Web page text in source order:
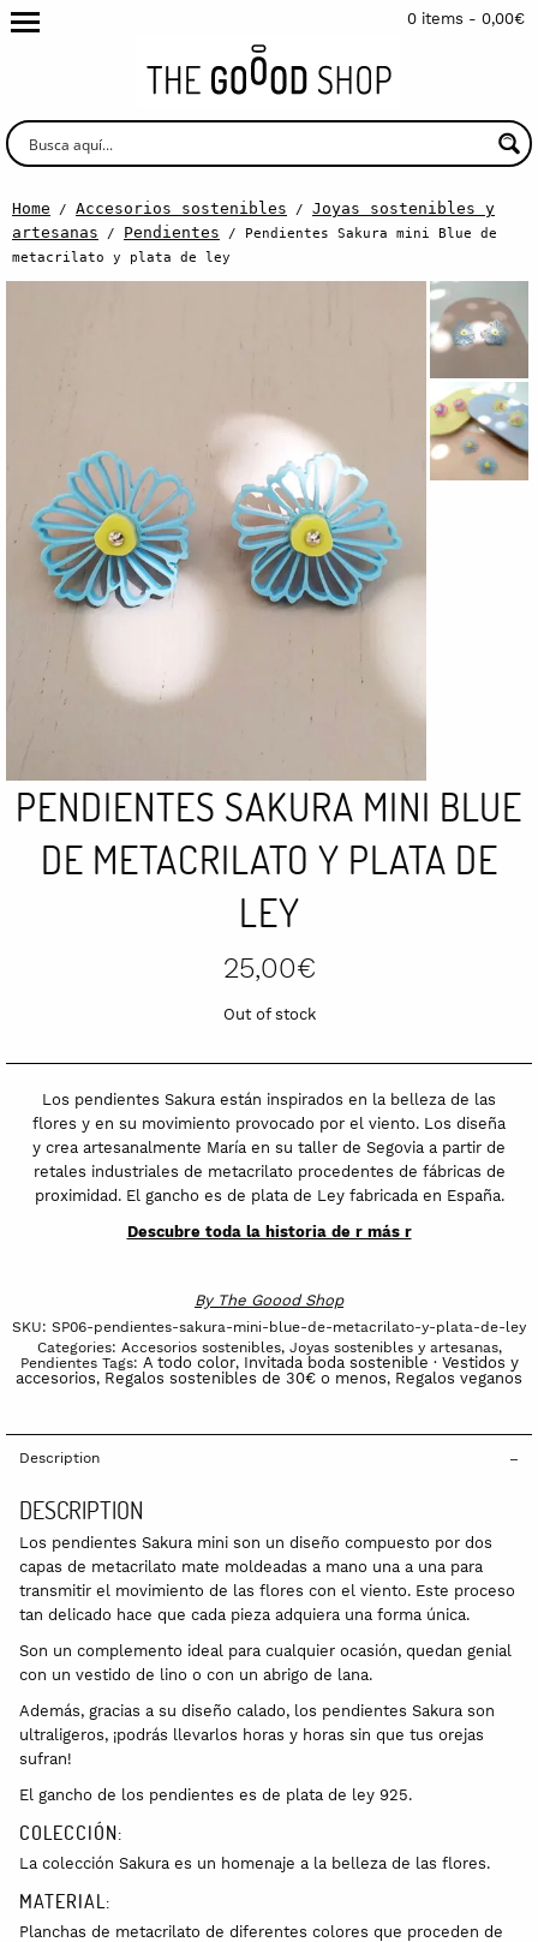
0 items - 0,00€
Home / Accesorios sostenibles / Joyas sostenibles y
artesanas / Pendientes / Pendientes Sakura mini Blue de
metacrilato y plata de ley
PENDIENTES SAKURA MINI BLUE
DE METACRILATO Y PLATA DE
LEY
25,00€
Out of stock
Los pendientes Sakura están inspirados en la belleza de las
flores y en su movimiento provocado por el viento. Los diseña
y crea artesanalmente María en su taller de Segovia a partir de
retales industriales de metacrilato procedentes de fábricas de
proximidad. El gancho es de plata de Ley fabricada en España.
Descubre toda la historia de r más r
By The Goood Shop
SKU: SP06-pendientes-sakura-mini-blue-de-metacrilato-y-plata-de-ley
Categories: Accesorios sostenibles, Joyas sostenibles y artesanas,
Pendientes Tags: A todo color, Invitada boda sostenible · Vestidos y
accesorios, Regalos sostenibles de 30€ o menos, Regalos veganos
Description
DESCRIPTION
Los pendientes Sakura mini son un diseño compuesto por dos
capas de metacrilato mate moldeadas a mano una a una para
transmitir el movimiento de las flores con el viento. Este proceso
tan delicado hace que cada pieza adquiera una forma única.
Son un complemento ideal para cualquier ocasión, quedan genial
con un vestido de lino o con un abrigo de lana.
Además, gracias a su diseño calado, los pendientes Sakura son
ultraligeros, ¡podrás llevarlos horas y horas sin que tus orejas
sufran!
El gancho de los pendientes es de plata de ley 925.
COLECCIÓN:
La colección Sakura es un homenaje a la belleza de las flores.
MATERIAL:
Planchas de metacrilato de diferentes colores que proceden de